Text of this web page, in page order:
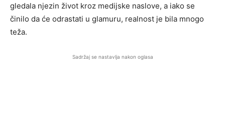
gledala njezin život kroz medijske naslove, a iako se
činilo da će odrastati u glamuru, realnost je bila mnogo
teža.
Sadržaj se nastavlja nakon oglasa